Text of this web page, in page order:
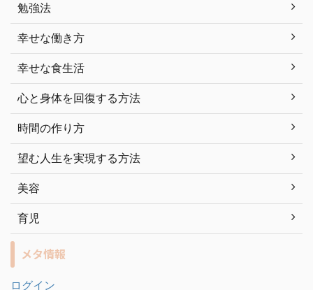
勉強法
幸せな働き方
幸せな食生活
心と身体を回復する方法
時間の作り方
望む人生を実現する方法
美容
育児
メタ情報
ログイン